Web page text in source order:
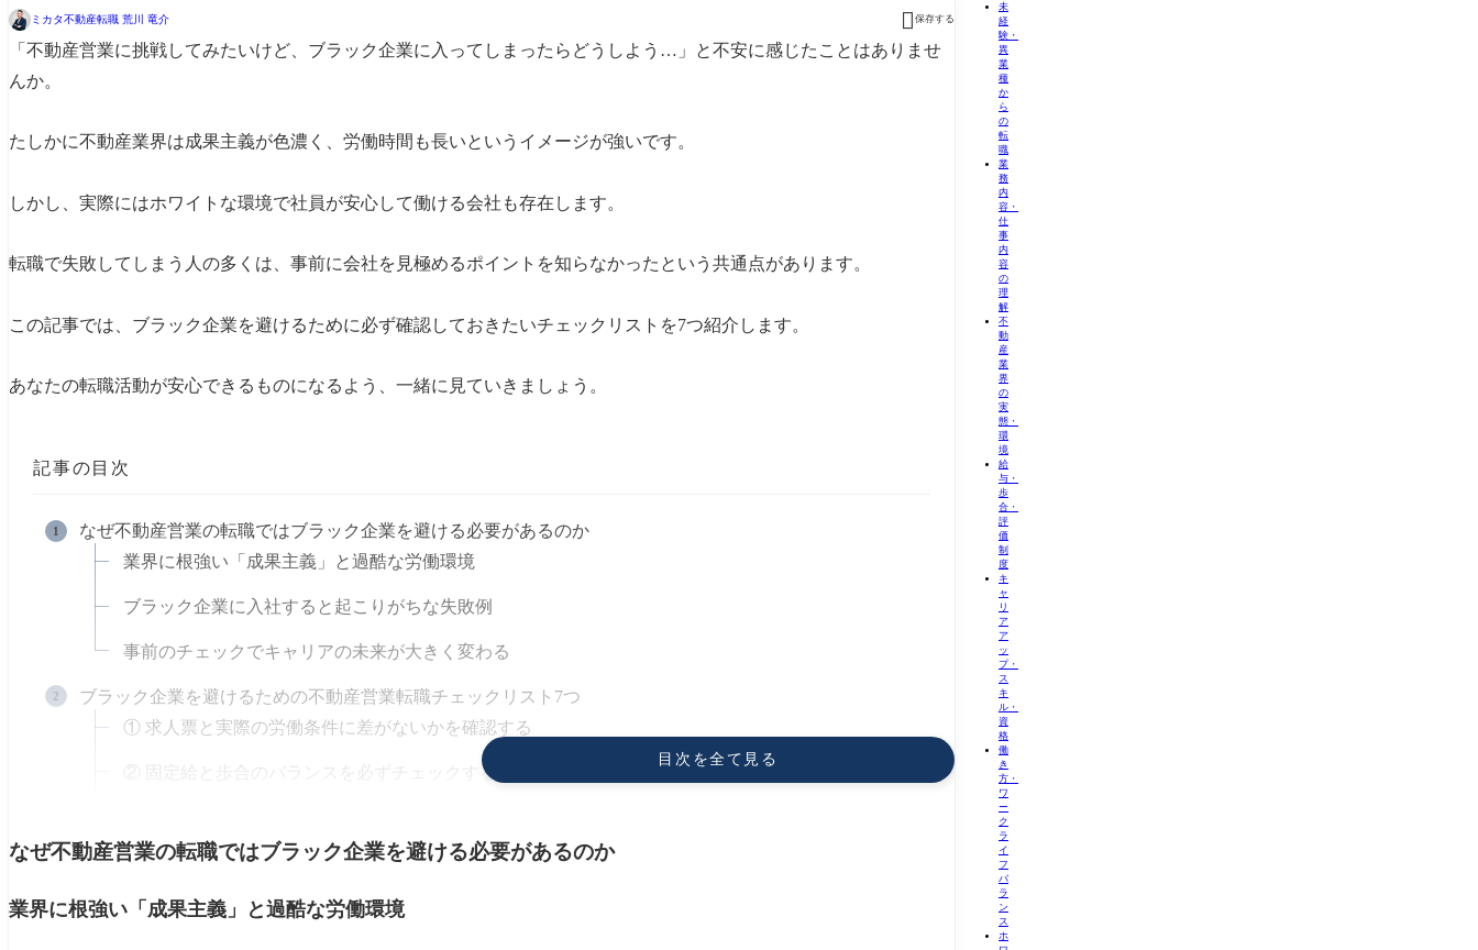
ミカタ不動産転職 荒川 竜介  保存する
「不動産営業に挑戦してみたいけど、ブラック企業に入ってしまったらどうしよう…」と不安に感じたことはありませ
んか。
たしかに不動産業界は成果主義が色濃く、労働時間も長いというイメージが強いです。
しかし、実際にはホワイトな環境で社員が安心して働ける会社も存在します。
転職で失敗してしまう人の多くは、事前に会社を見極めるポイントを知らなかったという共通点があります。
この記事では、ブラック企業を避けるために必ず確認しておきたいチェックリストを7つ紹介します。
あなたの転職活動が安心できるものになるよう、一緒に見ていきましょう。
記事の目次
目次を全て見る
なぜ不動産営業の転職ではブラック企業を避ける必要があるのか
業界に根強い「成果主義」と過酷な労働環境
ブラック企業に入社すると起こりがちな失敗例
事前のチェックでキャリアの未来が大きく変わる
ブラック企業を避けるための不動産営業転職チェックリスト7つ
① 求人票と実際の労働条件に差がないかを確認する
② 固定給と歩合のバランスを必ずチェックする
④ 離職率や平均勤続年数を調べる
⑤ 休日の取りやすさ・有給消化率を聞く
なぜ不動産営業の転職ではブラック企業を避ける必要があるのか
業界に根強い「成果主義」と過酷な労働環境
未
経
験・
異
業
種
か
ら
の
転
職
業
務
内
容・
仕
事
内
容
の
理
解
不
動
産
業
界
の
実
態・
環
境
給
与・
歩
合・
評
価
制
度
キ
ャ
リ
ア
ア
ッ
プ・
ス
キ
ル・
資
格
働
き
方・
ワ
ー
ク
ラ
イ
フ
バ
ラ
ン
ス
ホ